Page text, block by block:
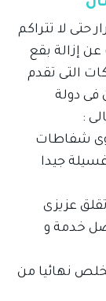
حتى لا تتراكم
عن إزالة بقع
التى تقدم
فى دولة
:
شفاطات
جيدا
عزيزى
خدمة و
نهائيا من